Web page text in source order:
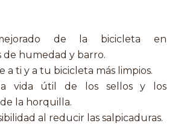
de la bicicleta en
de humedad y barro.
a ti y a tu bicicleta más limpios.
vida útil de los sellos y los
la horquilla.
al reducir las salpicaduras.